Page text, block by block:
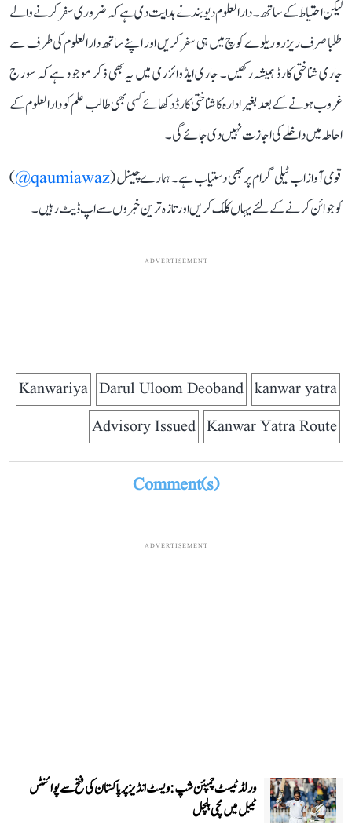
لیکن احتیاط کے ساتھ۔ دارالعلوم دیوبند نے ہدایت دی ہے کہ ضروری سفر کرنے والے
طلبا صرف ریزرو ریلوے کوچ میں ہی سفر کریں اور اپنے ساتھ دارالعلوم کی طرف سے
جاری شناختی کارڈ ہمیشہ رکھیں۔ جاری ایڈوائزری میں یہ بھی ذکر موجود ہے کہ سورج
غروب ہونے کے بعد بغیر ادارہ کا شناختی کارڈ دکھائے کسی بھی طالب علم کو دارالعلوم کے
احاطہ میں داخلے کی اجازت نہیں دی جائے گی۔
قومی آواز اب ٹیلی گرام پر بھی دستیاب ہے۔ ہمارے چینل (qaumiawaz@
)
کو جوائن کرنے کے لئے یہاں کلک کریں اور تازہ ترین خبروں سے اپ ڈیٹ رہیں۔
ADVERTISEMENT
kanwar yatra
Darul Uloom Deoband
Kanwariya
Kanwar Yatra Route
Advisory Issued
Comment(s)
ADVERTISEMENT
ورلڈ ٹیسٹ چمپئن شپ: ویسٹ انڈیز پر پاکستان کی فتح سے پوائنٹس
ٹیبل میں مچی ہلچل